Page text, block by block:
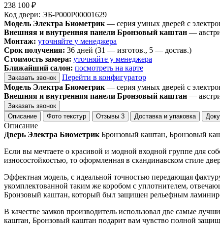
238 100 ₽
Код двери: ЭБ-P000P00001629
Модель Электра Биометрик — серия умных дверей с
Внешняя и внутренняя панели Бронзовый каштан —
Монтаж: уточняйте у менеджера
Срок получения: 36 дней (31 — изготов., 5 — достав.)
Стоимость замера: уточняйте у менеджера
Ближайший салон: посмотреть на карте
Заказать звонок
Перейти в конфигуратор
Модель Электра Биометрик — серия умных дверей с
Внешняя и внутренняя панели Бронзовый каштан —
Заказать звонок
Описание
Фото текстур Отзывы 3 Доставка и упаковка
Описание
Дверь Электра Биометрик Бронзовый каштан, Бронзовый
Если вы мечтаете о красивой и модной входной группе для
износостойкостью, то оформленная в скандинавском стиле
Эффектная модель, с идеальной точностью передающая
укомплектованной таким же коробом с уплотнителем,
Бронзовый каштан, который был защищен рельефным
В качестве замков производитель использовал две самые
каштан, Бронзовый каштан подарит вам чувство полной